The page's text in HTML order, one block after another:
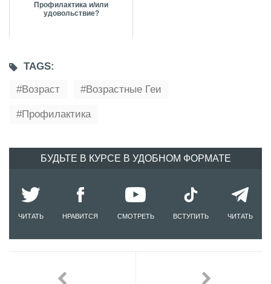
Профилактика и/или
удовольствие?
TAGS:
Возраст
Возрастные Геи
Профилактика
БУДЬТЕ В КУРСЕ В УДОБНОМ ФОРМАТЕ
ЧИТАТЬ НРАВИТСЯ СМОТРЕТЬ ВСТУПИТЬ ЧИТАТЬ